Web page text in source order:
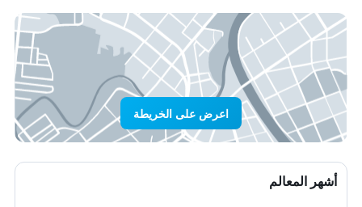
اعرض على الخريطة
أشهر المعالم